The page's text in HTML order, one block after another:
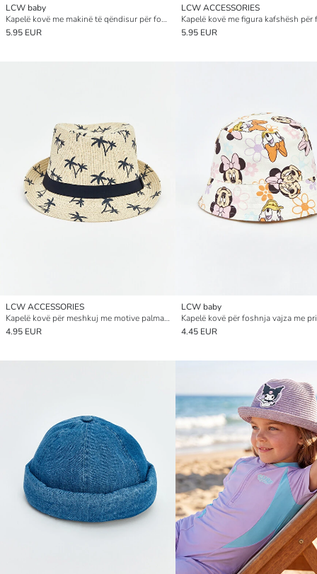
LCW baby
Kapelë kovë me makinë të qëndisur për foshnja djem
5.95 EUR
LCW ACCESSORIES
5.95 EUR
LCW ACCESSORIES
Kapelë kovë për meshkuj me motive palmash
4.95 EUR
LCW baby
4.45 EUR